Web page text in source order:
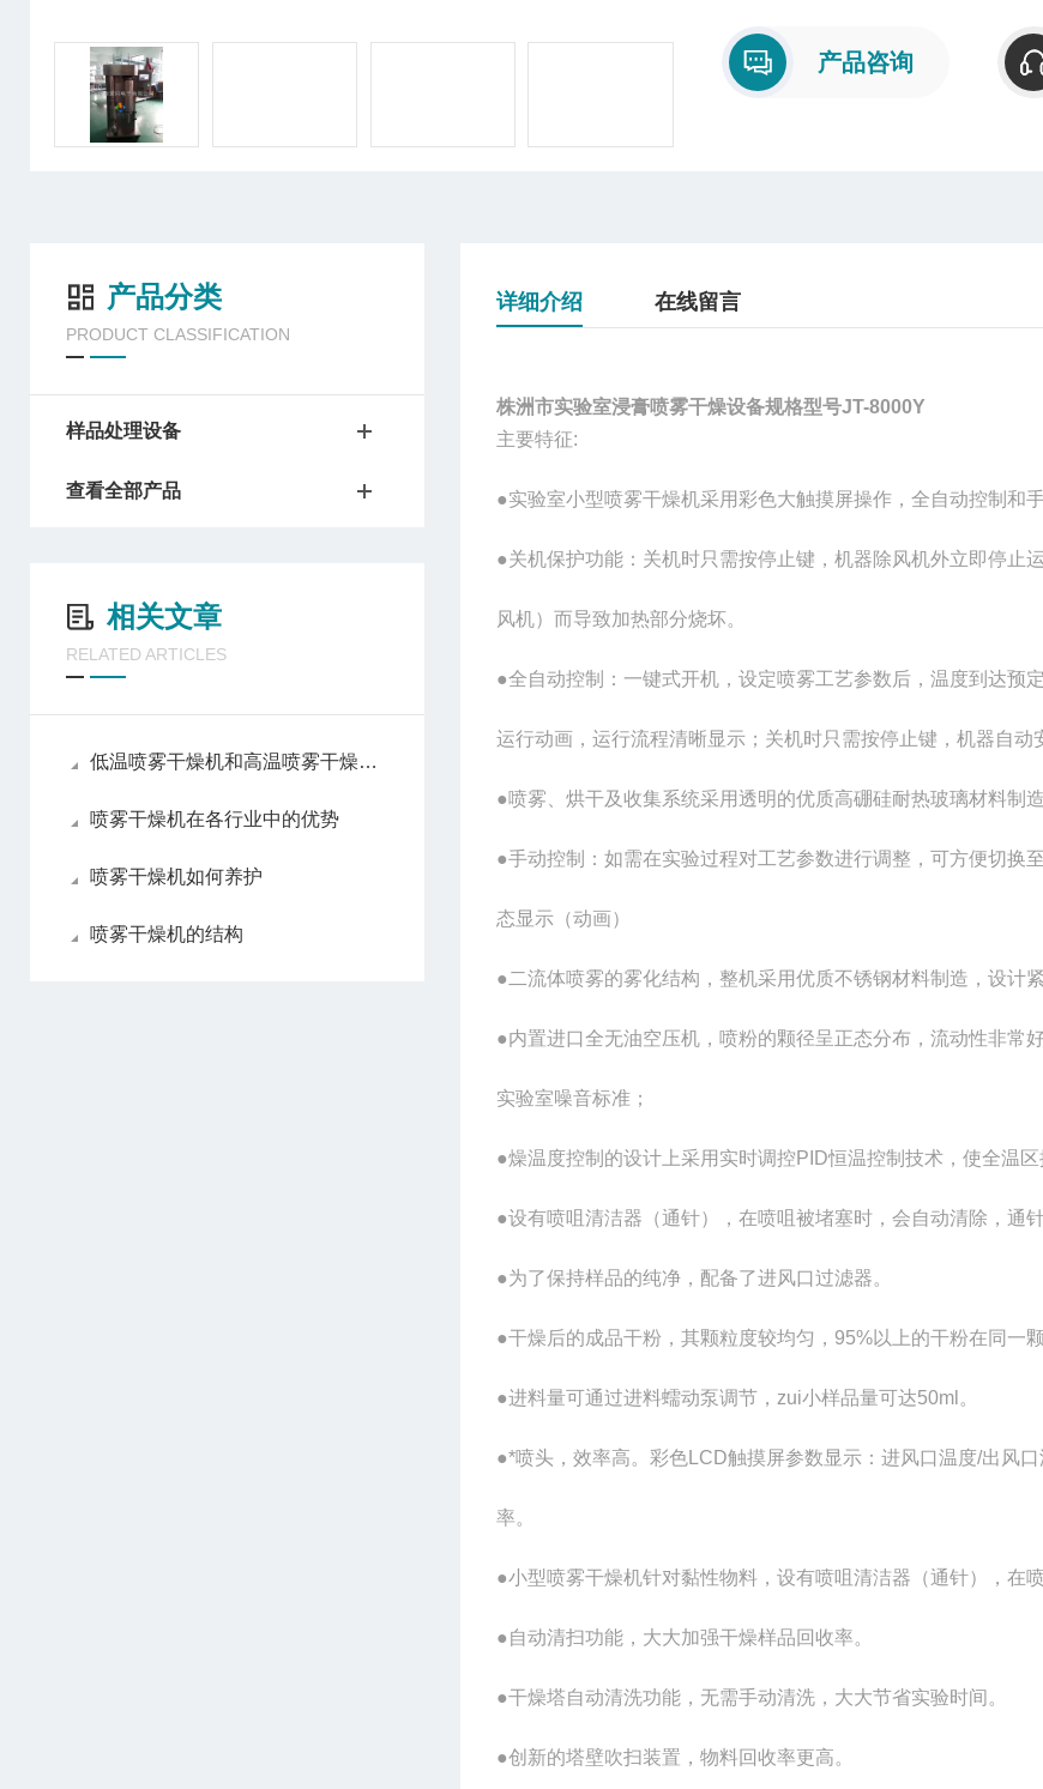
产品咨询
产品分类
PRODUCT CLASSIFICATION
样品处理设备
查看全部产品
相关文章
RELATED ARTICLES
低温喷雾干燥机和高温喷雾干燥机各自优点
喷雾干燥机在各行业中的优势
喷雾干燥机如何养护
喷雾干燥机的结构
详细介绍 在线留言
株洲市实验室浸膏喷雾干燥设备规格型号JT-8000Y
主要特征:
●实验室小型喷雾干燥机采用彩色大触摸屏操作，全自动控制和
●关机保护功能：关机时只需按停止键，机器除风机外立即停止
风机）而导致加热部分烧坏。
●全自动控制：一键式开机，设定喷雾工艺参数后，温度到达预
运行动画，运行流程清晰显示；关机时只需按停止键，机器自动
●喷雾、烘干及收集系统采用透明的优质高硼硅耐热玻璃材料制
●手动控制：如需在实验过程对工艺参数进行调整，可方便切换
态显示（动画）
●二流体喷雾的雾化结构，整机采用优质不锈钢材料制造，设计
●内置进口全无油空压机，喷粉的颗径呈正态分布，流动性非常
实验室噪音标准；
●燥温度控制的设计上采用实时调控PID恒温控制技术，使全温
●设有喷咀清洁器（通针），在喷咀被堵塞时，会自动清除，通
●为了保持样品的纯净，配备了进风口过滤器。
●干燥后的成品干粉，其颗粒度较均匀，95%以上的干粉在同一颗
●进料量可通过进料蠕动泵调节，zui小样品量可达50ml。
●*喷头，效率高。彩色LCD触摸屏参数显示：进风口温度/出风
率。
●小型喷雾干燥机针对黏性物料，设有喷咀清洁器（通针），在
●自动清扫功能，大大加强干燥样品回收率。
●干燥塔自动清洗功能，无需手动清洗，大大节省实验时间。
●创新的塔壁吹扫装置，物料回收率更高。